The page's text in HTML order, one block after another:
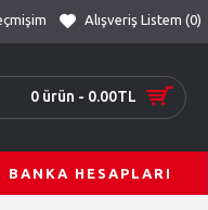
Alışveriş Listem (0)
0 ürün - 0.00TL
BANKA HESAPLARI